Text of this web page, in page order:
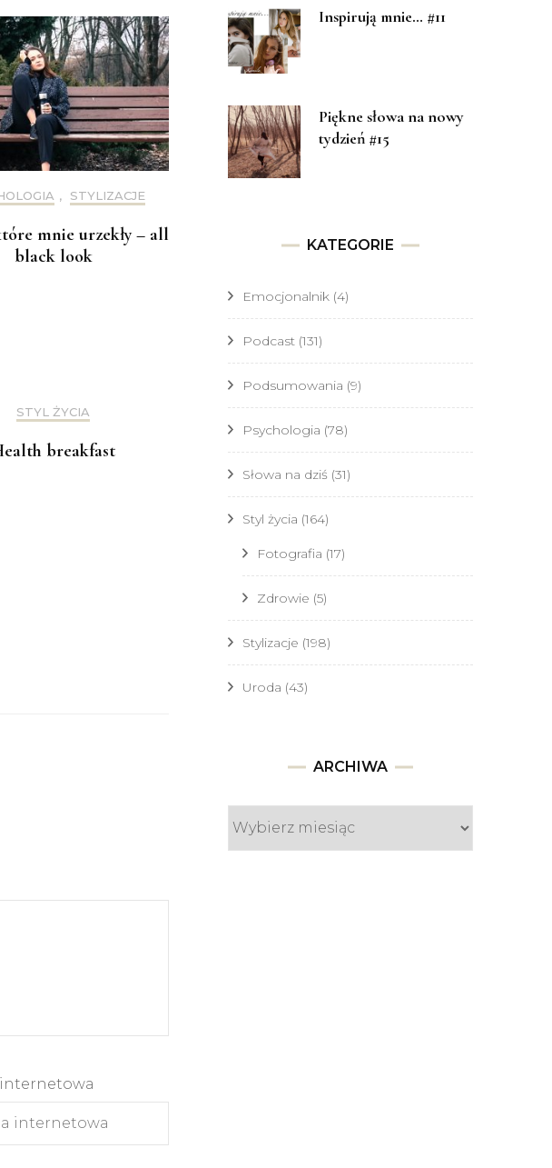
, STYLIZACJE
mnie urzekły – all
black look
STYL ŻYCIA
breakfast
Inspirują mnie… #11
Piękne słowa na nowy
tydzień #15
KATEGORIE
Emocjonalnik (4)
Podcast (131)
Podsumowania (9)
Psychologia (78)
Słowa na dziś (31)
Styl życia (164)
Fotografia (17)
Zdrowie (5)
Stylizacje (198)
Uroda (43)
ARCHIWA
Archiwa